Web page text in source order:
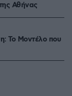
Αθήνας
Το Mοντέλο που